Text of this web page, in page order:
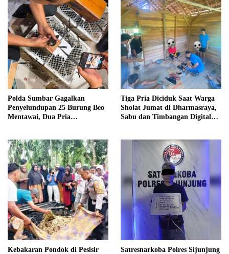
Polda Sumbar Gagalkan
Penyelundupan 25 Burung Beo
Mentawai, Dua Pria
Tiga Pria Diciduk Saat Warga
Sholat Jumat di Dharmasraya,
Sabu dan Timbangan Digital
Kebakaran Pondok di Pesisir
Satresnarkoba Polres Sijunjung